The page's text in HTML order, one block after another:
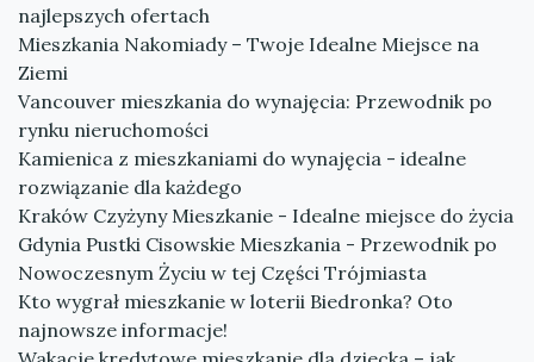
najlepszych ofertach
Mieszkania Nakomiady – Twoje Idealne Miejsce na
Ziemi
Vancouver mieszkania do wynajęcia: Przewodnik po
rynku nieruchomości
Kamienica z mieszkaniami do wynajęcia - idealne
rozwiązanie dla każdego
Kraków Czyżyny Mieszkanie - Idealne miejsce do życia
Gdynia Pustki Cisowskie Mieszkania - Przewodnik po
Nowoczesnym Życiu w tej Części Trójmiasta
Kto wygrał mieszkanie w loterii Biedronka? Oto
najnowsze informacje!